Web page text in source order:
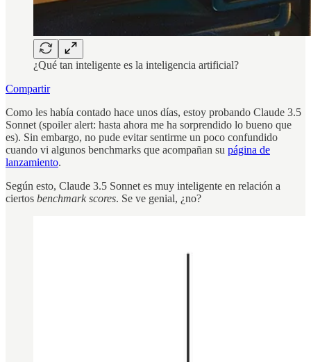
¿Qué tan inteligente es la inteligencia artificial?
Compartir
Como les había contado hace unos días, estoy probando Claude 3.5
Sonnet (spoiler alert: hasta ahora me ha sorprendido lo bueno que
es). Sin embargo, no pude evitar sentirme un poco confundido
cuando vi algunos benchmarks que acompañan su página de
lanzamiento.
Según esto, Claude 3.5 Sonnet es muy inteligente en relación a
ciertos benchmark scores. Se ve genial, ¿no?